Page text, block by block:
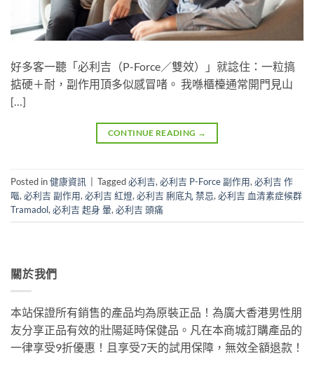
好多客一聽「必利吉（P-Force／雙效）」就諗住：一粒搞
掂硬＋耐，副作用頂多似感冒啫。 我喺櫃檯通常開門見山
[…]
CONTINUE READING →
Posted in健康資訊 Tagged必利吉, 必利吉 P-Force 副作用, 必利吉 作
嘔, 必利吉 副作用, 必利吉 紅燈, 必利吉 脷底丸 禁忌, 必利吉 血清素症候群
Tramadol, 必利吉 起身 暈, 必利吉 頭痛
關於我們
本站保證所有銷售的產品均為原裝正品！為廣大香港男性朋
友分享正品有效的壯陽延時保健品。凡在本商城訂購產品的
一律享受9折優惠！且享受7天的試用保障，無效全額退款！